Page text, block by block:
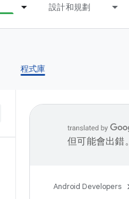
設計和規劃
程式庫
但可能會出錯。
Android Developers